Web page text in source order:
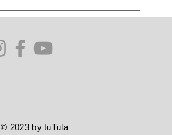
© 2023 by tuTula